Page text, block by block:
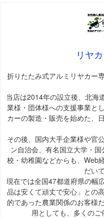
リヤ
折りたたみ式アルミリヤカー
当店は2014年の設立後、北海
業様・団体様への支援事業と
カーの製造・販売を始めた、
その後、国内大手企業様や官
ン自治会、有名国立大学・
校・幼稚園などからも、Web
だい
現在では全国47都道府県の幅
品は安くて頑丈で安心」との
的であった農業関係のお客様
用としても、多くのご